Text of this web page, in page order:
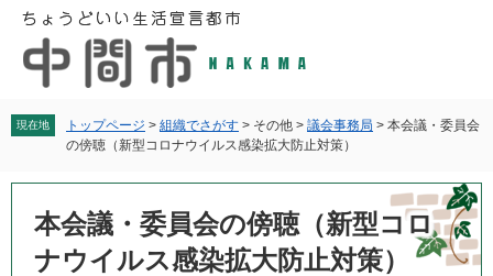
現在地 トップページ > 組織でさがす > その他 > 議会事務局 > 本会議・委員会
の傍聴（新型コロナウイルス感染拡大防止対策）
本会議・委員会の傍聴（新型コロ
ナウイルス感染拡大防止対策）